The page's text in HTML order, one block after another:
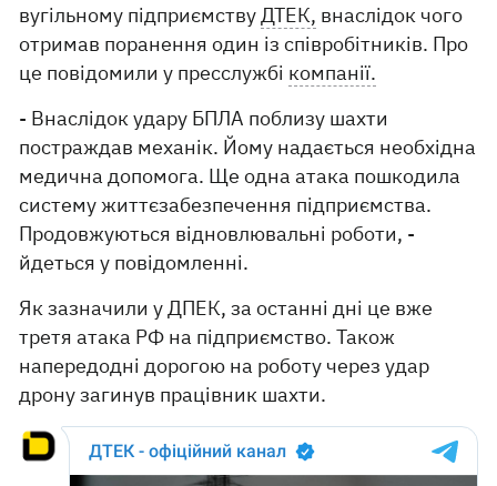
вугільному підприємствуДТЕК, внаслідок чого
отримав поранення один із співробітників. Про
це повідомили у пресслужбі компанії.
- Внаслідок удару БПЛА поблизу шахти
постраждав механік. Йому надається необхідна
медична допомога. Ще одна атака пошкодила
систему життєзабезпечення підприємства.
Продовжуються відновлювальні роботи, -
йдеться у повідомленні.
Як зазначили у ДПЕК, за останні дні це вже
третя атака РФ на підприємство. Також
напередодні дорогою на роботу через удар
дрону загинув працівник шахти.